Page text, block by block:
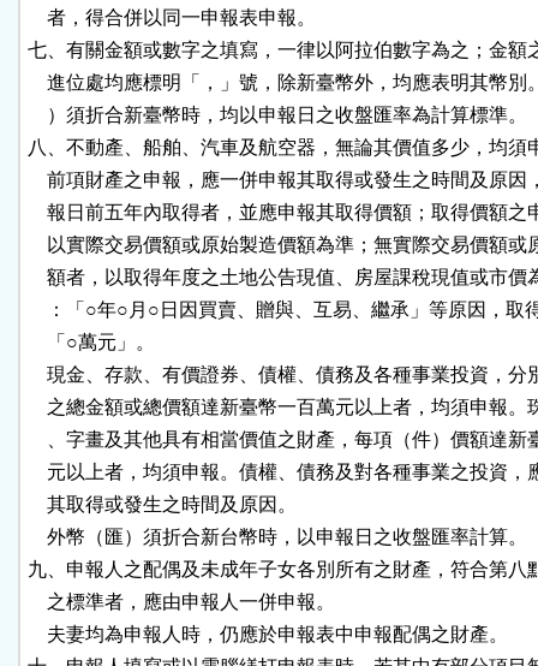
    者，得合併以同一申報表申報。
七、有關金額或數字之填寫，一律以阿拉伯數字為之；金額
進位處均應標明「，」號，除新臺幣外，均應表明其幣別
    ）須折合新臺幣時，均以申報日之收盤匯率為計算標準。
八、不動產、船舶、汽車及航空器，無論其價值多少，均須
前項財產之申報，應一併申報其取得或發生之時間及原因
報日前五年內取得者，並應申報其取得價額；取得價額之
以實際交易價額或原始製造價額為準；無實際交易價額或
額者，以取得年度之土地公告現值、房屋課稅現值或市價
：「○年○月○日因買賣、贈與、互易、繼承」等原因，取
    「○萬元」。
現金、存款、有價證券、債權、債務及各種事業投資，分
之總金額或總價額達新臺幣一百萬元以上者，均須申報。
、字畫及其他具有相當價值之財產，每項（件）價額達新
元以上者，均須申報。債權、債務及對各種事業之投資，
    其取得或發生之時間及原因。
    外幣（匯）須折合新台幣時，以申報日之收盤匯率計算。
九、申報人之配偶及未成年子女各別所有之財產，符合第八
    之標準者，應由申報人一併申報。
    夫妻均為申報人時，仍應於申報表中申報配偶之財產。